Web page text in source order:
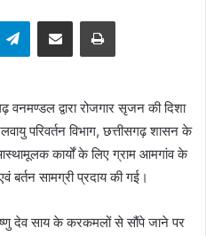
TelegramShare via Email Print
द्वारा रोजगार सृजन की दिशा
परिवर्तन विभाग, छत्तीसगढ़ शासन के
आस्थामूलक कार्यों के लिए ग्राम आमगांव के
बर्तन सामग्री प्रदाय की गई।
देव साय के करकमलों से सौंपे जाने पर